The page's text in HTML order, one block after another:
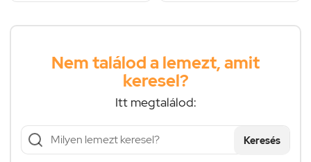
Nem találod a lemezt, amit
keresel?
Itt megtalálod:
Keresés